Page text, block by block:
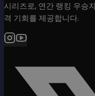
시리즈로, 연간 랭킹 우승
격 기회를 제공합니다.